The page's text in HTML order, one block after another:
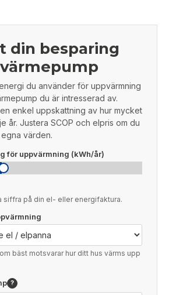
din besparing
du använder för uppvärmning
du är intresserad av.
enkel uppskattning av hur mycket
år. Justera SCOP och elpris om du
värden.
för uppvärmning (kWh/år)
siffra på din el- eller energifaktura.
bäst motsvarar hur ditt hus värms upp
?